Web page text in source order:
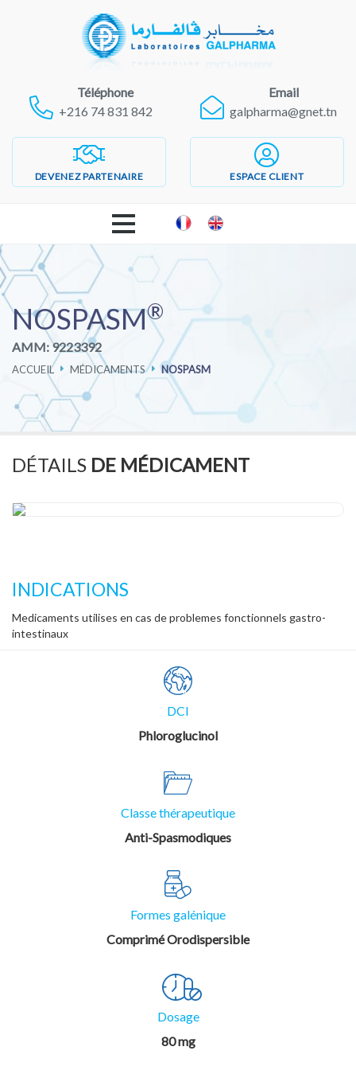
Téléphone
+216 74 831 842
Email
galpharma@gnet.tn
DEVENEZ PARTENAIRE ESPACE CLIENT
ACCUEIL
LABORATOIRES GALPHARMA
PRODUITS
PHARMACOVIGILANCE
NOSPASM®
AMM: 9223392
ACCUEIL MÉDICAMENTS NOSPASM
DÉTAILS DE MÉDICAMENT
INDICATIONS
Medicaments utilises en cas de problemes fonctionnels gastro-
intestinaux
DCI
Phloroglucinol
Classe thérapeutique
Anti-Spasmodiques
Formes galénique
Comprimé Orodispersible
Dosage
80 mg